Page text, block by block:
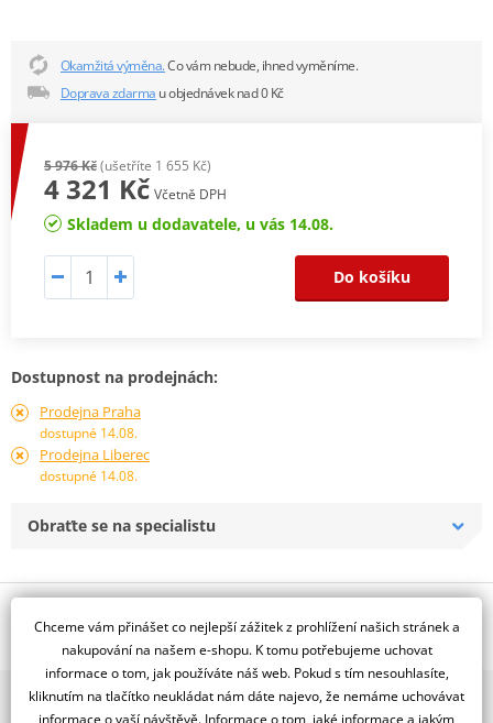
Okamžitá výměna.Co vám nebude, ihned vyměníme.
Doprava zdarma u objednávek nad 0 Kč
5 976 Kč(ušetříte 1 655 Kč)
4 321 Kč Včetně DPH
Skladem u dodavatele, u vás 14.08.
Do košíku
Dostupnost na prodejnách:
Prodejna Praha
dostupné 14.08.
Prodejna Liberec
dostupné 14.08.
Obraťte se na specialistu
Jsme autorizovaný
dealer značky D.I.D + JT
Řetězová sada - Řetěz D.I.D, řady ZVM-X ve zlaté barvě, těsněný X-
2x multibrand showroom
Chceme vám přinášet co nejlepší zážitek z prohlížení našich stránek a
nakupování na našem e-shopu. K tomu potřebujeme uchovat
informace o tom, jak používáte náš web. Pokud s tím nesouhlasíte,
kliknutím na tlačítko neukládat nám dáte najevo, že nemáme uchovávat
informace o vaší návštěvě. Informace o tom, jaké informace a jakým